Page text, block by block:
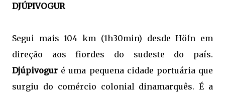
DJÚPIVOGUR
Segui mais 104 km (1h30min) desdeHöfn em
direção aos fiordes do sudeste do país.
Djúpivogur é uma pequena cidade portuária que
surgiu do comércio colonial dinamarquês. É a